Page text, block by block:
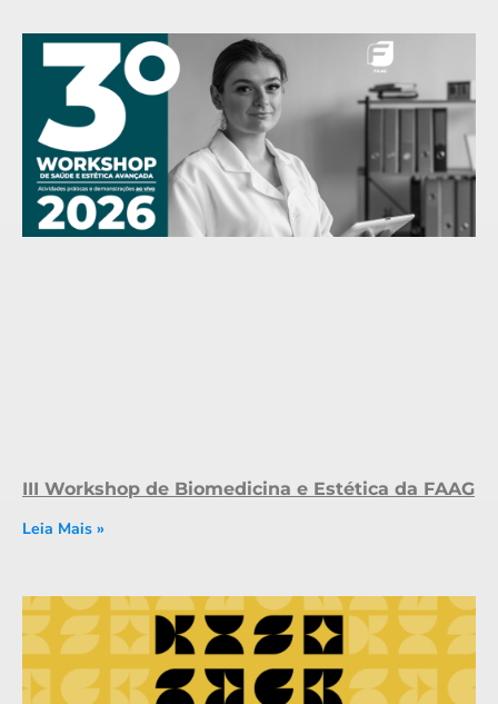
III Workshop de Biomedicina e Estética da FAAG
Leia Mais »